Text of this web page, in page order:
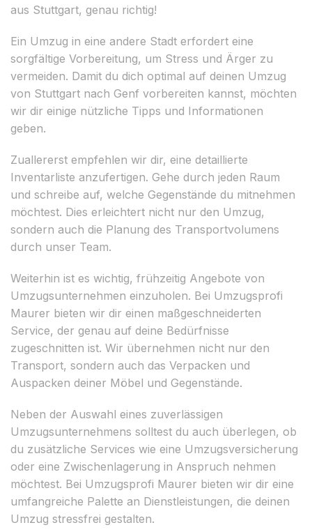
aus Stuttgart, genau richtig!
Ein Umzug in eine andere Stadt erfordert eine
sorgfältige Vorbereitung, um Stress und Ärger zu
vermeiden. Damit du dich optimal auf deinen Umzug
von Stuttgart nach Genf vorbereiten kannst, möchten
wir dir einige nützliche Tipps und Informationen
geben.
Zuallererst empfehlen wir dir, eine detaillierte
Inventarliste anzufertigen. Gehe durch jeden Raum
und schreibe auf, welche Gegenstände du mitnehmen
möchtest. Dies erleichtert nicht nur den Umzug,
sondern auch die Planung des Transportvolumens
durch unser Team.
Weiterhin ist es wichtig, frühzeitig Angebote von
Umzugsunternehmen einzuholen. Bei Umzugsprofi
Maurer bieten wir dir einen maßgeschneiderten
Service, der genau auf deine Bedürfnisse
zugeschnitten ist. Wir übernehmen nicht nur den
Transport, sondern auch das Verpacken und
Auspacken deiner Möbel und Gegenstände.
Neben der Auswahl eines zuverlässigen
Umzugsunternehmens solltest du auch überlegen, ob
du zusätzliche Services wie eine Umzugsversicherung
oder eine Zwischenlagerung in Anspruch nehmen
möchtest. Bei Umzugsprofi Maurer bieten wir dir eine
umfangreiche Palette an Dienstleistungen, die deinen
Umzug stressfrei gestalten.